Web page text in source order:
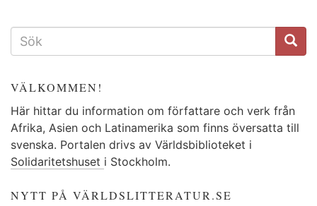
SÖKFORMULÄR
VÄLKOMMEN!
Här hittar du information om författare och verk från
Afrika, Asien och Latinamerika som finns översatta till
svenska. Portalen drivs av Världsbiblioteket i
Solidaritetshuset i Stockholm.
NYTT PÅ VÄRLDSLITTERATUR.SE